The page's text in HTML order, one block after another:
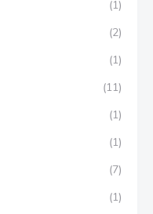
(1)
(2)
(1)
(11)
(1)
(1)
(7)
(1)